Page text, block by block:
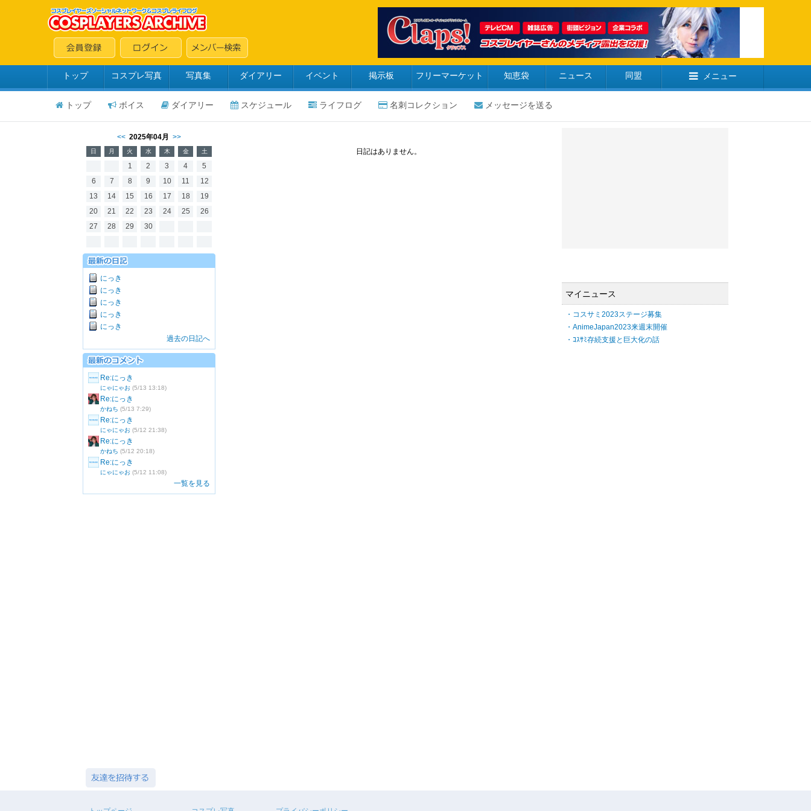
トップ コスプレ写真 写真集 ダイアリー イベント 掲示板 フリーマーケット 知恵袋 ニュース 同盟 メニュー
トップ ボイス ダイアリー スケジュール ライフログ 名刺コレクション メッセージを送る
<< 2025年04月 >>
日 月 火 水 木 金 土
1 2 3 4
5
6
7 8 9 10 11
12
13
14 15 16 17 18
19
20
21 22 23 24 25
26
27
28 29 30
にっき
にっき
にっき
にっき
にっき
過去の日記へ
Re:にっき
にゃにゃお (5/13 13:18)
Re:にっき
かねち (5/13 7:29)
Re:にっき
にゃにゃお (5/12 21:38)
Re:にっき
かねち (5/12 20:18)
Re:にっき
にゃにゃお (5/12 11:08)
一覧を見る
日記はありません。
マイニュース
・コスサミ2023ステージ募集
・AnimeJapan2023来週末開催
・ｺｽｻﾐ存続支援と巨大化の話